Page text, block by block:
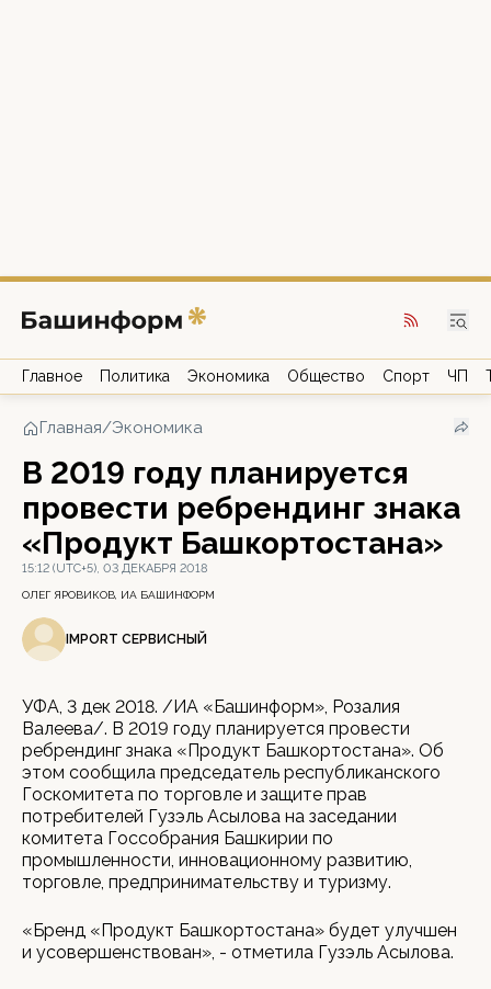
Главное Политика Экономика Общество Спорт ЧП
Главная/Экономика
В 2019 году планируется
провести ребрендинг знака
«Продукт Башкортостана»
15:12 (UTC+5), 03 ДЕКАБРЯ 2018
ОЛЕГ ЯРОВИКОВ, ИА БАШИНФОРМ
IMPORT СЕРВИСНЫЙ
УФА, 3 дек 2018. /ИА «Башинформ», Розалия
Валеева/. В 2019 году планируется провести
ребрендинг знака «Продукт Башкортостана». Об
этом сообщила председатель республиканского
Госкомитета по торговле и защите прав
потребителей Гузэль Асылова на заседании
комитета Госсобрания Башкирии по
промышленности, инновационному развитию,
торговле, предпринимательству и туризму.
«Бренд «Продукт Башкортостана» будет улучшен
и усовершенствован», - отметила Гузэль Асылова.